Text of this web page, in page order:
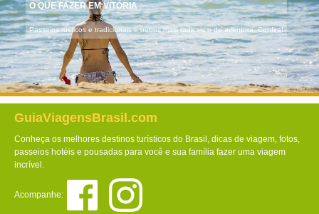
O QUE FAZER EM VITÓRIA
Passeios rústicos e tradicionais e outros mais radicais e de aventura. Confira!
GuiaViagensBrasil.com
Conheça os melhores destinos turísticos do Brasil, dicas de viagem, fotos,
passeios hotéis e pousadas para você e sua família fazer uma viagem
incrível.
Acompanhe: